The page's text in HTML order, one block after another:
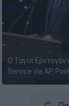
Ο Ταγίπ Ερντογάν
Service via AP,